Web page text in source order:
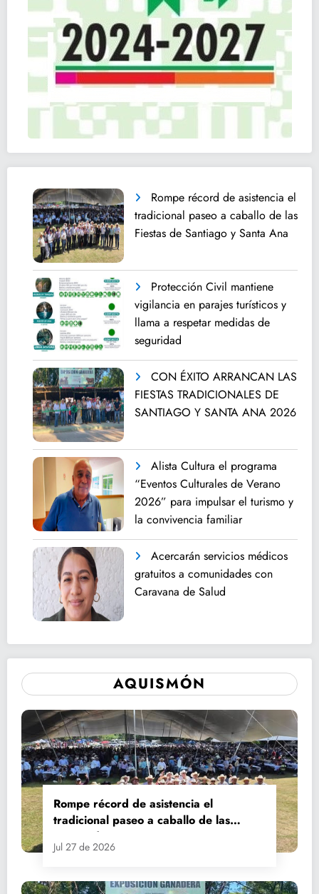
Rompe récord de asistencia el
tradicional paseo a caballo de las
Fiestas de Santiago y Santa Ana
Protección Civil mantiene
vigilancia en parajes turísticos y
llama a respetar medidas de
seguridad
CON ÉXITO ARRANCAN LAS
FIESTAS TRADICIONALES DE
SANTIAGO Y SANTA ANA 2026
Alista Cultura el programa
“Eventos Culturales de Verano
2026” para impulsar el turismo y
la convivencia familiar
Acercarán servicios médicos
gratuitos a comunidades con
Caravana de Salud
AQUISMÓN
Rompe récord de asistencia el
tradicional paseo a caballo de las
Fiestas de Santiago y Santa Ana
Jul 27 de 2026